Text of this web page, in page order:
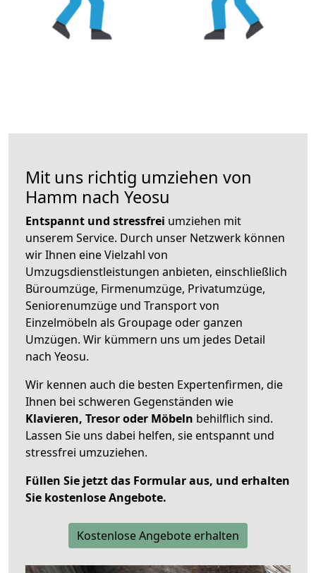
Mit uns richtig umziehen von
Hamm nach Yeosu
Entspannt und stressfrei umziehen mit
unserem Service. Durch unser Netzwerk können
wir Ihnen eine Vielzahl von
Umzugsdienstleistungen anbieten, einschließlich
Büroumzüge, Firmenumzüge, Privatumzüge,
Seniorenumzüge und Transport von
Einzelmöbeln als Groupage oder ganzen
Umzügen. Wir kümmern uns um jedes Detail
nach Yeosu.
Wir kennen auch die besten Expertenfirmen, die
Ihnen bei schweren Gegenständen wie
Klavieren, Tresor oder Möbeln behilflich sind.
Lassen Sie uns dabei helfen, sie entspannt und
stressfrei umzuziehen.
Füllen Sie jetzt das Formular aus, und erhalten
Sie kostenlose Angebote.
Kostenlose Angebote erhalten